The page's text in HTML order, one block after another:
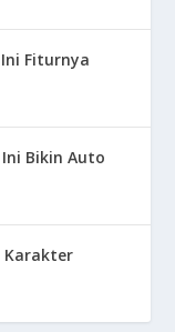
Fiturnya
Bikin Auto
Karakter